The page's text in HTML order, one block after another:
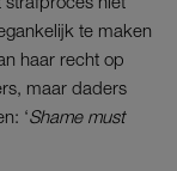
te maken
haar recht op
maar daders
‘Shame must